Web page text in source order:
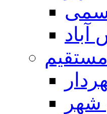
شهر